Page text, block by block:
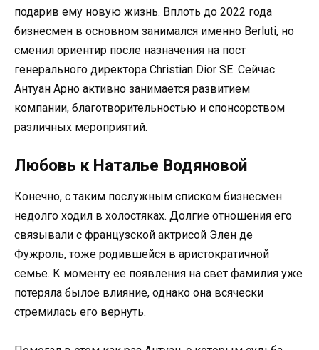
подарив ему новую жизнь. Вплоть до 2022 года
бизнесмен в основном занимался именно Berluti, но
сменил ориентир после назначения на пост
генерального директора Christian Dior SE. Сейчас
Антуан Арно активно занимается развитием
компании, благотворительностью и спонсорством
различных мероприятий.
Любовь к Наталье Водяновой
Конечно, с таким послужным списком бизнесмен
недолго ходил в холостяках. Долгие отношения его
связывали с французской актрисой Элен де
Фужроль, тоже родившейся в аристократичной
семье. К моменту ее появления на свет фамилия уже
потеряла былое влияние, однако она всячески
стремилась его вернуть.